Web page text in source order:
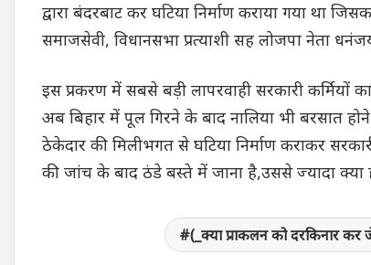
द्वारा बंदरबाट कर घटिया निर्माण कराया गया था
समाजसेवी, विधानसभा प्रत्याशी सह लोजपा नेता
इस प्रकरण में सबसे बड़ी लापरवाही सरकारी कर्मियों
अब बिहार में पूल गिरने के बाद नालिया भी बरसात होने
ठेकेदार की मिलीभगत से घटिया निर्माण कराकर
की जांच के बाद ठंडे बस्ते में जाना है,उससे ज्यादा क्या
(_क्या प्राकलन को दरकिनार कर